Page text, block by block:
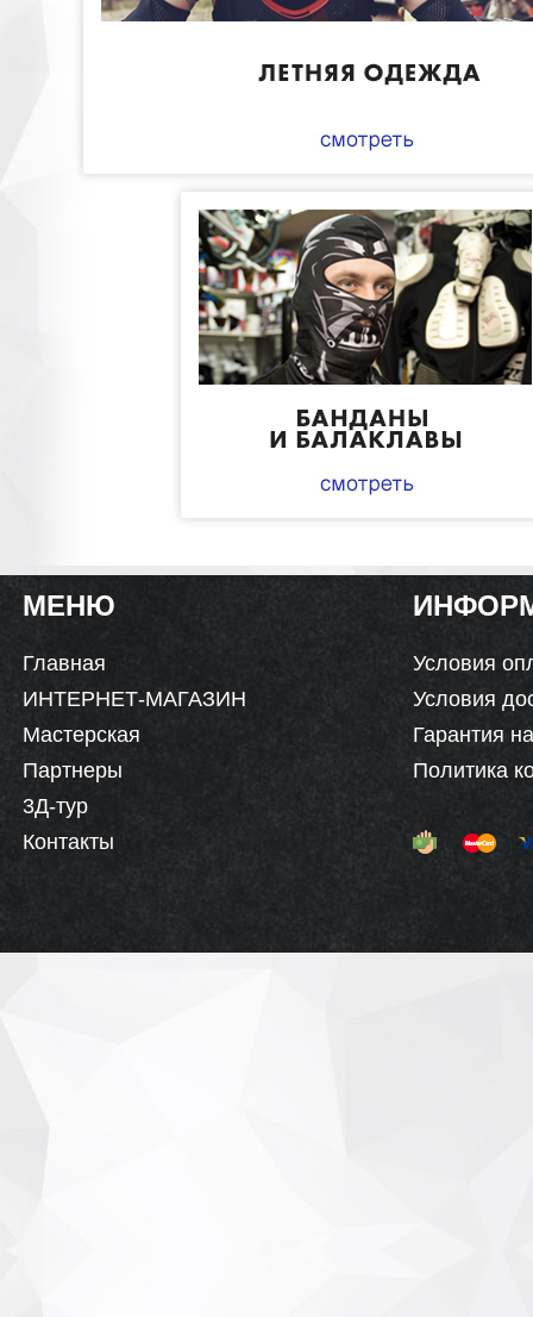
МЕНЮ
Главная
Условия
ИНТЕРНЕТ-МАГАЗИН
Условия
Мастерская
Гарантия
Партнеры
Политика
3Д-тур
Контакты